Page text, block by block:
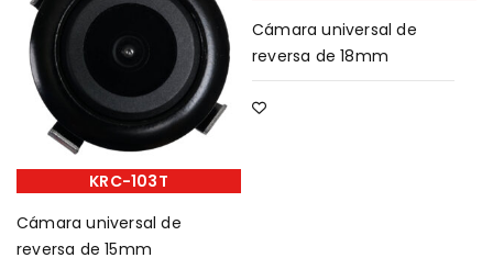
KRC-103T
Cámara universal de
reversa de 15mm
Cámara universal de
reversa de 18mm